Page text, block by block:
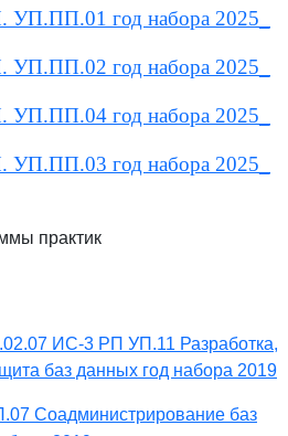
год набора 2025_
год набора 2025_
год набора 2025_
год набора 2025_
практик
ИС-3 РП УП.11 Разработка,
баз данных год набора 2019
Соадминистрирование баз